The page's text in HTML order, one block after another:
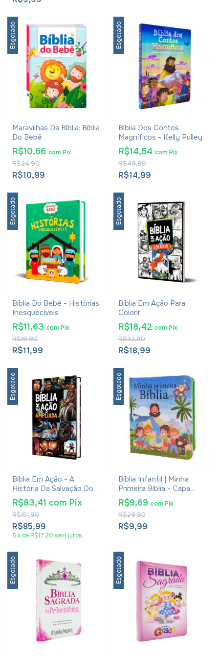
Esgotado
Maravilhas Da Bíblia: Bíblia
Do Bebê
R$10,99
R$24,90
R$10,66 comPix
Esgotado
Bíblia Dos Contos
Magníficos - Kelly Pulley
R$14,99
R$49,90
R$14,54 com Pix
Esgotado
Bíblia Do Bebê - Histórias
Inesquecíveis
R$11,99
R$19,90
R$11,63 comPix
Esgotado
Bíblia Em Ação Para
Colorir
R$18,99
R$32,90
R$18,42 com Pix
Esgotado
Bíblia Em Ação - A
História Da Salvação Do
Mundo
R$85,99
R$151,90
R$83,41 com Pix
5 x de R$17,20 sem juros
Esgotado
Bíblia Infantil | Minha
Primeira Bíblia - Capa
Almofadada
R$9,99
R$29,90
R$9,69 com Pix
Esgotado Esgotado